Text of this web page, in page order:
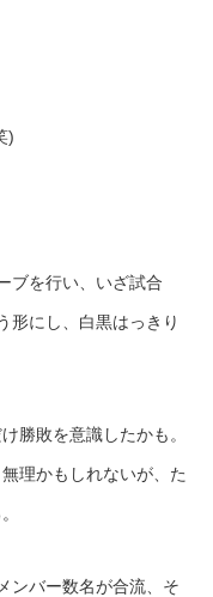
)
ブを行い、いざ試合
形にし、白黒はっきり
勝敗を意識したかも。
理かもしれないが、た
ンバー数名が合流、そ